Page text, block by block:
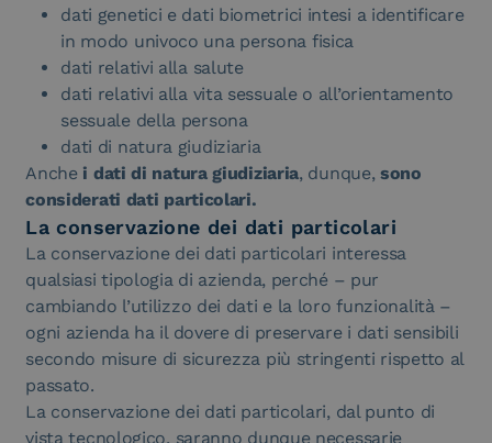
dati genetici e dati biometrici intesi a identificare
in modo univoco una persona fisica
dati relativi alla salute
dati relativi alla vita sessuale o all’orientamento
sessuale della persona
dati di natura giudiziaria
Anche i dati di natura giudiziaria, dunque,sono
considerati dati particolari.
La conservazione dei dati particolari
La conservazione dei dati particolari interessa
qualsiasi tipologia di azienda, perché – pur
cambiando l’utilizzo dei dati e la loro funzionalità –
ogni azienda ha il dovere di preservare i dati sensibili
secondo misure di sicurezza più stringenti rispetto al
passato.
La conservazione dei dati particolari, dal punto di
vista tecnologico, saranno dunque necessarie